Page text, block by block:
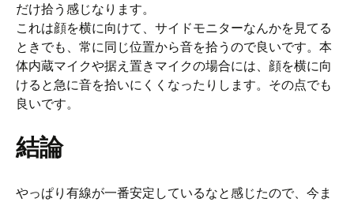
だけ拾う感じなります。
これは顔を横に向けて、サイドモニターなんかを見てる
ときでも、常に同じ位置から音を拾うので良いです。本
体内蔵マイクや据え置きマイクの場合には、顔を横に向
けると急に音を拾いにくくなったりします。その点でも
良いです。
結論
やっぱり有線が一番安定しているなと感じたので、今ま